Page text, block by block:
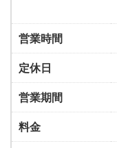
営業時間
定休日
営業期間
料金